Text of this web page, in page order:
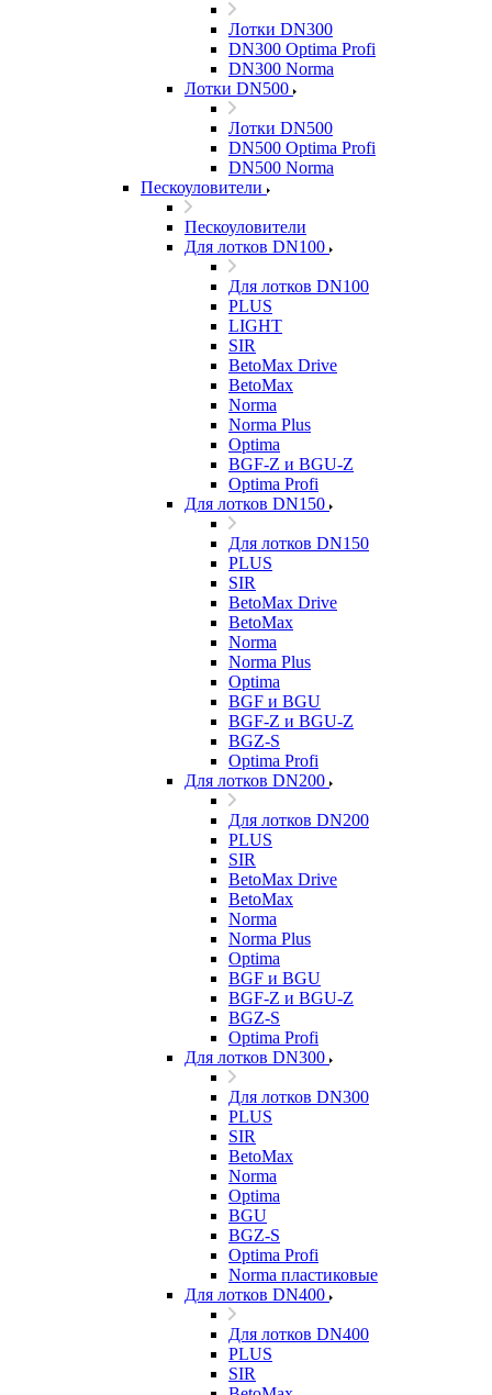
Лотки DN300
DN300 Optima Profi
DN300 Norma
Лотки DN500
Лотки DN500
DN500 Optima Profi
DN500 Norma
Пескоуловители
Пескоуловители
Для лотков DN100
Для лотков DN100
PLUS
LIGHT
SIR
BetoMax Drive
BetoMax
Norma
Norma Plus
Optima
BGF-Z и BGU-Z
Optima Profi
Для лотков DN150
Для лотков DN150
PLUS
SIR
BetoMax Drive
BetoMax
Norma
Norma Plus
Optima
BGF и BGU
BGF-Z и BGU-Z
BGZ-S
Optima Profi
Для лотков DN200
Для лотков DN200
PLUS
SIR
BetoMax Drive
BetoMax
Norma
Norma Plus
Optima
BGF и BGU
BGF-Z и BGU-Z
BGZ-S
Optima Profi
Для лотков DN300
Для лотков DN300
PLUS
SIR
BetoMax
Norma
Optima
BGU
BGZ-S
Optima Profi
Norma пластиковые
Для лотков DN400
Для лотков DN400
PLUS
SIR